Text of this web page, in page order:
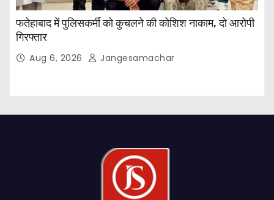
फतेहाबाद में पुलिसकर्मी को कुचलने की कोशिश नाकाम, दो आरोपी
गिरफ्तार
Aug 6, 2026 Jangesamachar